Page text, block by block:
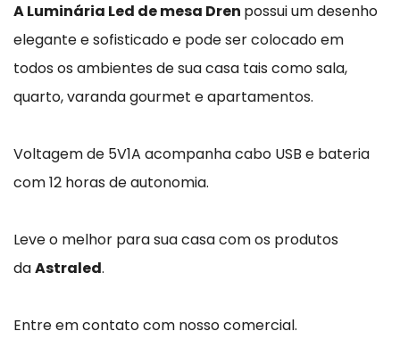
A Luminária Led de mesa Dren possui um desenho
elegante e sofisticado e pode ser colocado em
todos os ambientes de sua casa tais como sala,
quarto, varanda gourmet e apartamentos.
Voltagem de 5V1A acompanha cabo USB e bateria
com 12 horas de autonomia.
Leve o melhor para sua casa com os produtos
daAstraled.
Entre em contato com nosso comercial.